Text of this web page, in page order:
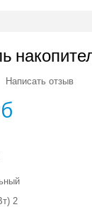
Написать отзыв
2